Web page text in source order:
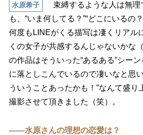
水原希子
束縛するような人は無理
も、“いま何してる？”“どこにいるの
何度もLINEがくる描写は凄くリアル
くの女子が共感するんじゃないかな
の作品はそういった“あるある”シー
に落としこんでいるので凄いなと思
ういうことあったかも！”なんて盛り
撮影させて頂きました（笑）。
――水原さんの理想の恋愛は？